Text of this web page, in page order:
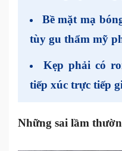
Bề mặtmạ
tùy gu thẩm mỹ
Kẹp phải có
tiếp xúc trực tiếp
Những sai lầm